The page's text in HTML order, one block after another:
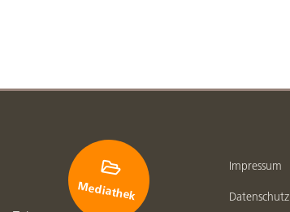

Mediathek
Impressum
Datenschutz